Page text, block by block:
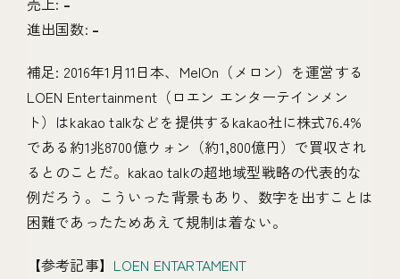
進出国数: –
補足: 2016年1月11日本、MelOn（メロン）を運営する
LOEN Entertainment（ロエン エンターテインメン
ト）はkakao talkなどを提供するkakao社に株式76.4%
である約1兆8700億ウォン（約1,800億円）で買収され
るとのことだ。kakao talkの超地域型戦略の代表的な
例だろう。こういった背景もあり、数字を出すことは
困難であったためあえて規制は着ない。
【参考記事】 LOEN ENTARTAMENT